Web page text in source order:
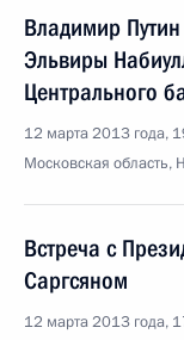
Владимир
Эльвиры
Центрального
12 марта 2013 года,
Московская область,
Встреча с
Саргсяном
12 марта 2013 года,